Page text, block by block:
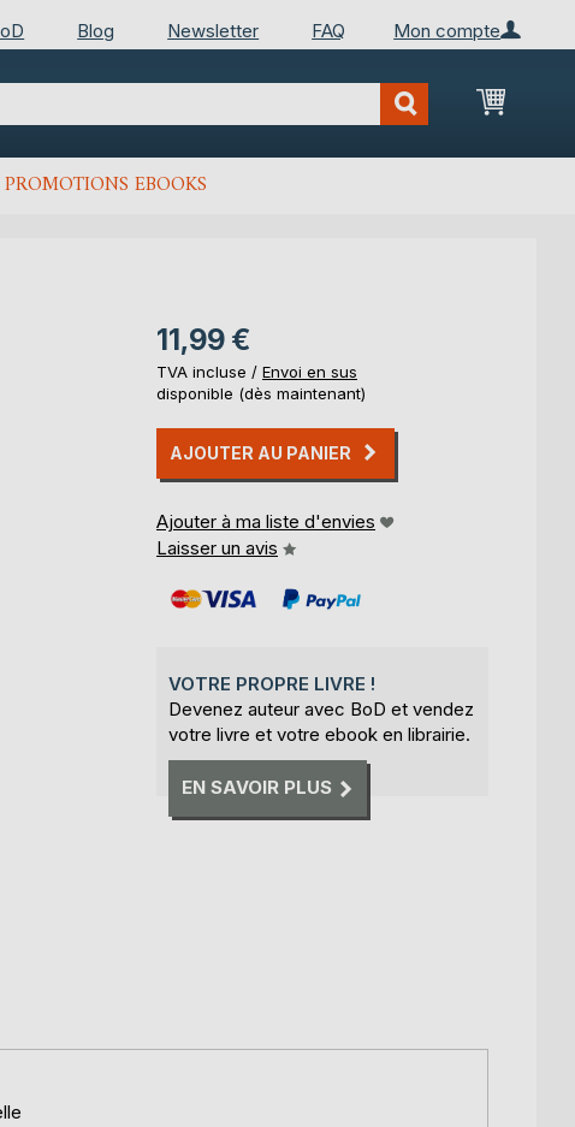
Mon compte
Blog Newsletter FAQ
Mon
PROMOTIONS EBOOKS
11,99 €
TVA incluse / Envoi en sus
disponible (dès maintenant)
AJOUTER AU PANIER
Ajouter à ma liste d'envies
Laisser un avis
VOTRE PROPRE LIVRE !
Devenez auteur avec BoD et vendez
votre livre et votre ebook en librairie.
EN SAVOIR PLUS